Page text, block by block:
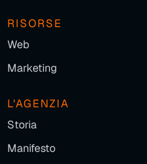
RISORSE
Web
Marketing
L'AGENZIA
Storia
Manifesto